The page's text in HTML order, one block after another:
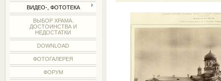
ВИДЕО-, ФОТОТЕКА
ВЫБОР ХРАМА.
ДОСТОИНСТВА И
НЕДОСТАТКИ
DOWNLOAD
ФОТОГАЛЕРЕЯ
ФОРУМ